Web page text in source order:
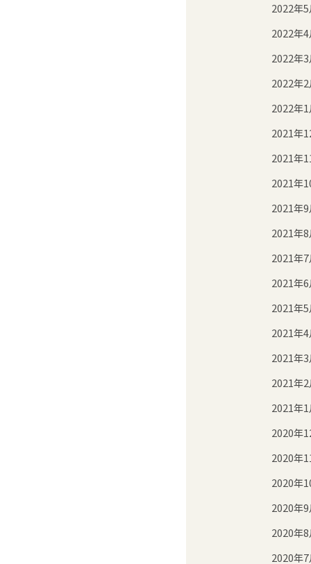
2022年5
2022年4
2022年3
2022年2
2022年1
2021年
2021年
2021年
2021年9
2021年8
2021年7
2021年6
2021年5
2021年4
2021年3
2021年2
2021年1
2020年
2020年
2020年
2020年9
2020年8
2020年7